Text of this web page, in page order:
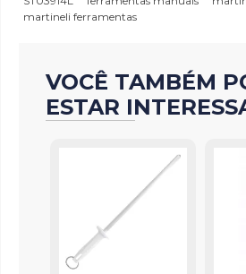
martineli ferramentas
VOCÊ TAMBÉM
ESTAR